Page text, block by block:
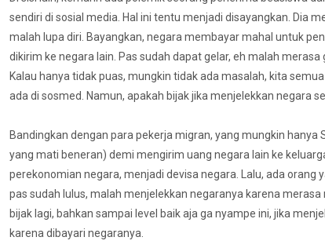
sendiri di sosial media. Hal ini tentu menjadi disayangkan. Dia
malah lupa diri. Bayangkan, negara membayar mahal untuk
dikirim ke negara lain. Pas sudah dapat gelar, eh malah
Kalau hanya tidak puas, mungkin tidak ada masalah, kita
ada di sosmed. Namun, apakah bijak jika menjelekkan negara
Bandingkan dengan para pekerja migran, yang mungkin
yang mati beneran) demi mengirim uang negara lain ke
perekonomian negara, menjadi devisa negara. Lalu, ada orang
pas sudah lulus, malah menjelekkan negaranya karena
bijak lagi, bahkan sampai level baik aja ga nyampe ini, jika
karena dibayari negaranya.